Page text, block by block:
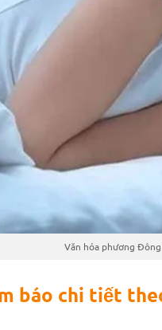
Văn hóa phương
báo chi tiết